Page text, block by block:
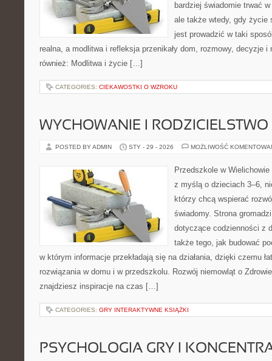
bardziej świadomie trwać
ale także wtedy, gdy życie
jest prowadzić w taki
realna, a modlitwa i refleksja przenikały dom, rozmowy, decyzje
również: Modlitwa i życie […]
CATEGORIES: CIEKAWOSTKI O WZROKU
WYCHOWANIE I RODZICIELSTWO
POSTED BY ADMIN STY - 29 - 2026 MOŻLIWOŚĆ
Przedszkole w
z myślą o dzieciach 3–6,
którzy chcą wspierać
świadomy. Strona
dotyczące codzienności z
także tego, jak budować
w którym informacje przekładają się na działania, dzięki czemu
rozwiązania w domu i w przedszkolu. Rozwój niemowląt o
znajdziesz inspiracje na czas […]
CATEGORIES: GRY INTERAKTYWNE KSIĄŻKI
PSYCHOLOGIA GRY I